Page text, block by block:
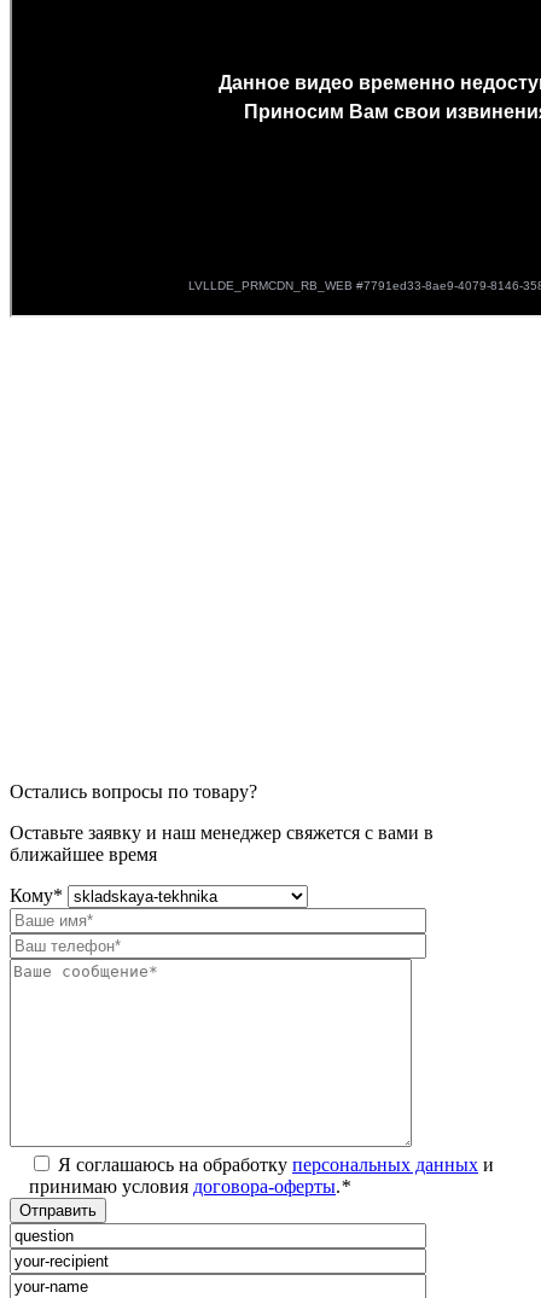
Остались вопросы по товару?
Оставьте заявку и наш менеджер свяжется с вами в
ближайшее время
Кому*
Я соглашаюсь на обработку персональных данных и
принимаю условия договора-оферты.*